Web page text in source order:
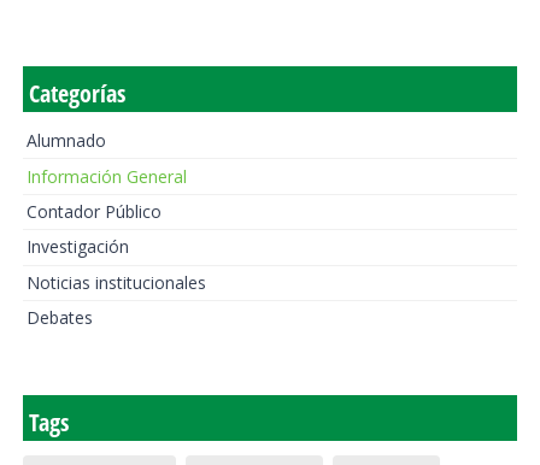
Categorías
Alumnado
Información General
Contador Público
Investigación
Noticias institucionales
Debates
Tags